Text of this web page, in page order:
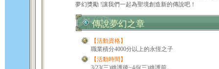
夢幻獎勵 !讓我們一起為聖境創造新的傳說吧！
傳說夢幻之章
【活動資格】
職業積分4000分以上的永恆之子
【活動時間】
3/23(三)維護後~4/6(三)維護前。